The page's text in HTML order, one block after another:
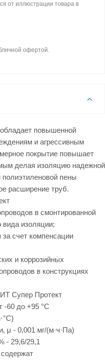
от иллюстрации товара в
офертой.
повышенной
и агрессивным
покрытие повышает
делая изоляцию надежной
пены
расширение труб.
в смонтированной
вида изоляции;
за счет компенсации
и коррозийных
в конструкциях
Супер Протект
-60 до +95 °С
μ - 0,001 мг/(м·ч·Па)
- 29,6/29,1
содержат